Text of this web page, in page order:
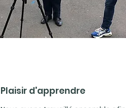
Plaisir d'apprendre